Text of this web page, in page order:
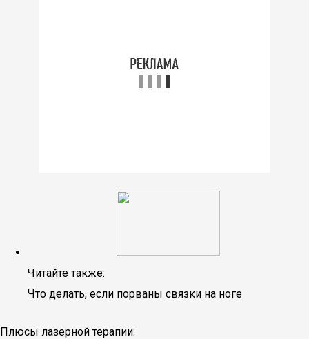
Читайте также:
Что делать, если порваны связки на ноге
Плюсы лазерной терапии: